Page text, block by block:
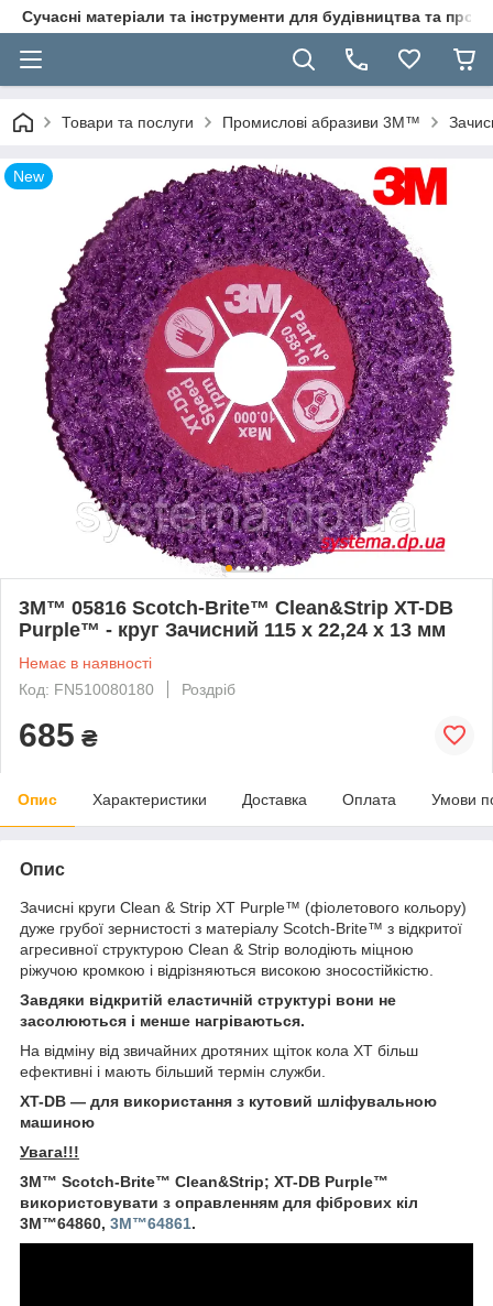
Сучасні матеріали та інструменти для будівництва та
Товари та послуги Промислові абразиви 3M™
New
3М™ 05816 Scotch-Brite™ Clean&Strip XT-DB
Purple™ - круг Зачисний 115 x 22,24 х 13 мм
Немає в наявності
Код: FN510080180
Роздріб
685 ₴
Опис Характеристики Доставка Оплата Умови
Опис
Зачисні круги Clean & Strip XT Purple™ (фіолетового кольору)
дуже грубої зернистості з матеріалу Scotch-Brite™ з відкритої
агресивної структурою Clean & Strip володіють міцною
ріжучою кромкою і відрізняються високою зносостійкістю.
Завдяки відкритій еластичній структурі вони не
засолюються і менше нагріваються.
На відміну від звичайних дротяних щіток кола XT більш
ефективні і мають більший термін служби.
XT-DB ― для використання з кутовий шліфувальною
машиною
Увага!!!
3М™ Scotch-Brite™ Clean&Strip; XT-DB Purple™
використовувати з оправленням для фібрових кіл
3М™64860, 3М™64861.